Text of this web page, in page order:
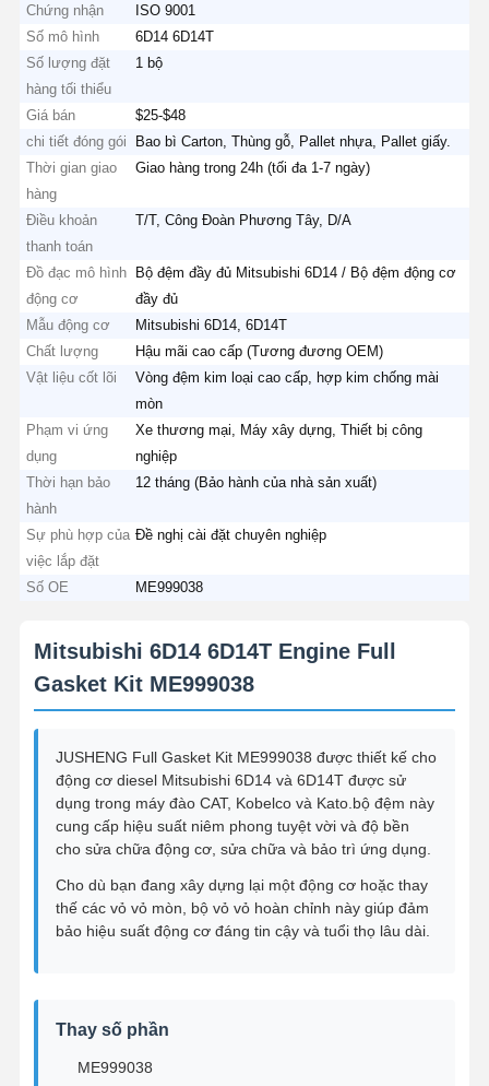
Chứng nhận
ISO 9001
Số mô hình
6D14 6D14T
Số lượng đặt
hàng tối thiểu
1 bộ
Giá bán
$25-$48
chi tiết đóng gói
Bao bì Carton, Thùng gỗ, Pallet nhựa, Pallet giấy.
Thời gian giao
hàng
Giao hàng trong 24h (tối đa 1-7 ngày)
Điều khoản
thanh toán
T/T, Công Đoàn Phương Tây, D/A
Đồ đạc mô hình
động cơ
Bộ đệm đầy đủ Mitsubishi 6D14 / Bộ đệm động cơ
đầy đủ
Mẫu động cơ
Mitsubishi 6D14, 6D14T
Chất lượng
Hậu mãi cao cấp (Tương đương OEM)
Vật liệu cốt lõi
Vòng đệm kim loại cao cấp, hợp kim chống mài
mòn
Phạm vi ứng
dụng
Xe thương mại, Máy xây dựng, Thiết bị công
nghiệp
Thời hạn bảo
hành
12 tháng (Bảo hành của nhà sản xuất)
Sự phù hợp của
việc lắp đặt
Đề nghị cài đặt chuyên nghiệp
Số OE ME999038
Mitsubishi 6D14 6D14T Engine Full
Gasket Kit ME999038
JUSHENG Full Gasket Kit ME999038 được thiết kế cho
động cơ diesel Mitsubishi 6D14 và 6D14T được sử
dụng trong máy đào CAT, Kobelco và Kato.bộ đệm này
cung cấp hiệu suất niêm phong tuyệt vời và độ bền
cho sửa chữa động cơ, sửa chữa và bảo trì ứng dụng.
Cho dù bạn đang xây dựng lại một động cơ hoặc thay
thế các vỏ vỏ mòn, bộ vỏ vỏ hoàn chỉnh này giúp đảm
bảo hiệu suất động cơ đáng tin cậy và tuổi thọ lâu dài.
Thay số phần
ME999038